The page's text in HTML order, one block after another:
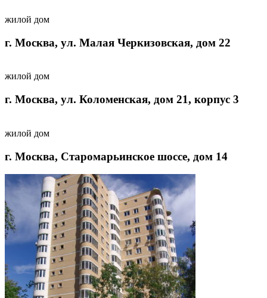
жилой дом
г. Москва, ул. Малая Черкизовская, дом 22
жилой дом
г. Москва, ул. Коломенская, дом 21, корпус 3
жилой дом
г. Москва, Старомарьинское шоссе, дом 14